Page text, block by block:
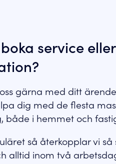
service eller
gärna med ditt
dig med de flesta
både i hemmet och
så återkopplar vi så
alltid inom två